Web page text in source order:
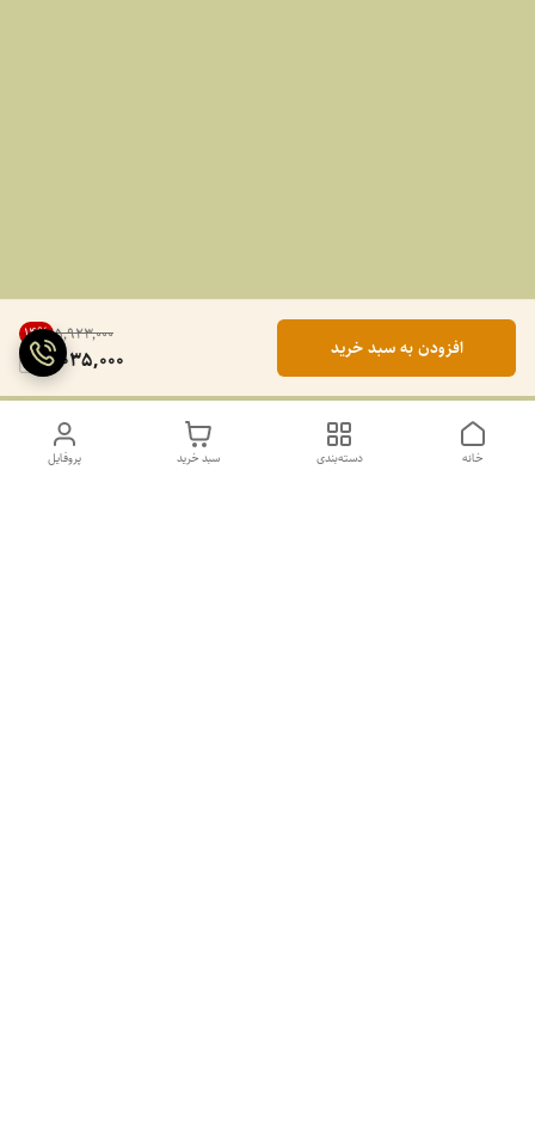
۵٬۹۲۳٬۰۰۰ 14%
5,035,000 افزودن به سبد خرید
پروفایل سبد خرید دسته‌بندی خانه